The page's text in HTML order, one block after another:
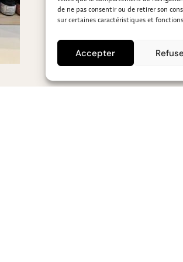
de ne pas consentir ou de retirer son
sur certaines caractéristiques et
Accepter